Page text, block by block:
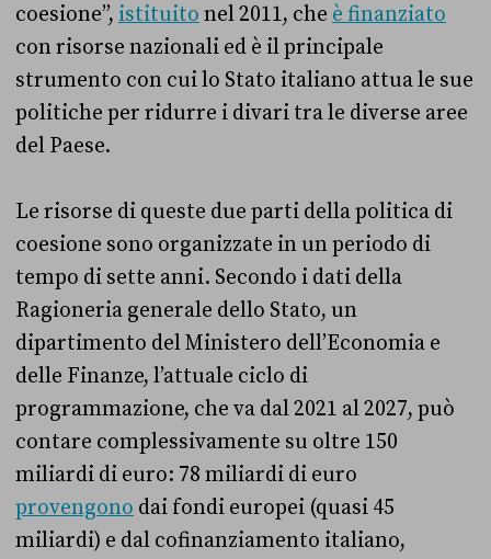
coesione”, istituito nel 2011, che è finanziato
con risorse nazionali ed è il principale
strumento con cui lo Stato italiano attua le sue
politiche per ridurre i divari tra le diverse aree
del Paese.
Le risorse di queste due parti della politica di
coesione sono organizzate in un periodo di
tempo di sette anni. Secondo i dati della
Ragioneria generale dello Stato, un
dipartimento del Ministero dell’Economia e
delle Finanze, l’attuale ciclo di
programmazione, che va dal 2021 al 2027, può
contare complessivamente su oltre 150
miliardi di euro: 78 miliardi di euro
provengono dai fondi europei (quasi 45
miliardi) e dal cofinanziamento italiano,